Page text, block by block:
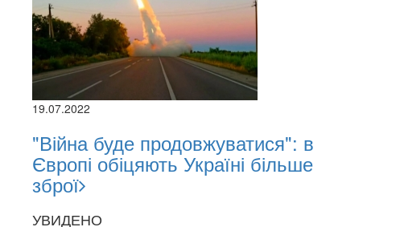
19.07.2022
"Війна буде продовжуватися": в
Європі обіцяють Україні більше
зброї
УВИДЕНО